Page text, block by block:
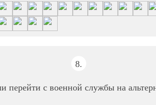
8.
перейти с военной службы на